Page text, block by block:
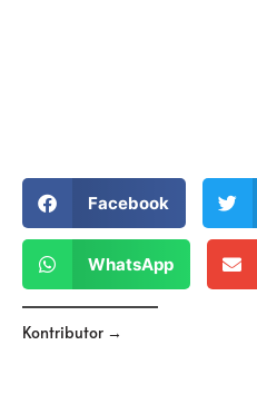
Facebook
WhatsApp
Kontributor →